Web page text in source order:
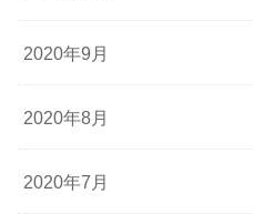
2020年9月
2020年8月
2020年7月